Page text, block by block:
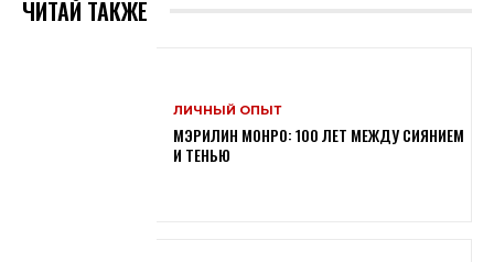
ЧИТАЙ ТАКЖЕ
ЛИЧНЫЙ ОПЫТ
МЭРИЛИН МОНРО: 100 ЛЕТ МЕЖДУ СИЯНИЕМ
И ТЕНЬЮ